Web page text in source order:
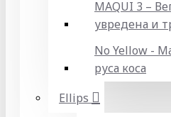
MAQUI 3 –
увредена и
No Yellow -
руса коса
Ellips